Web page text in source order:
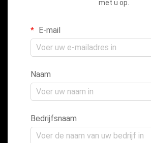
met u op.
E-mail
Naam
Bedrijfsnaam